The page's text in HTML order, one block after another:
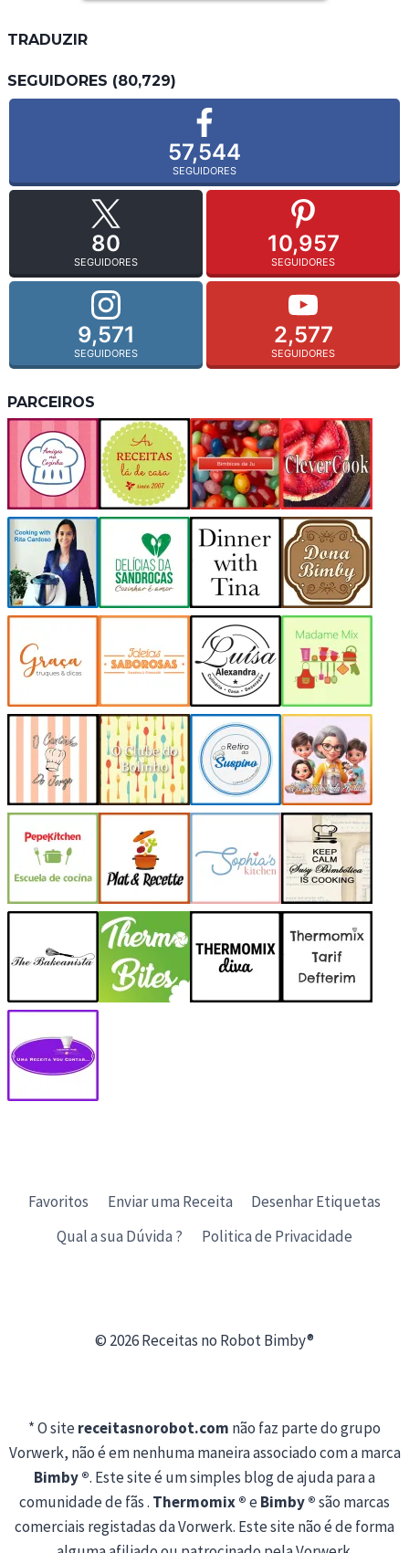
TRADUZIR
SEGUIDORES (80,729)
57,544
SEGUIDORES
80
SEGUIDORES
10,957
SEGUIDORES
9,571
SEGUIDORES
2,577
SEGUIDORES
PARCEIROS
Favoritos Enviar uma Receita
Desenhar Etiquetas
Qual a sua Dúvida ?
Politica de Privacidade
© 2026 Receitas no Robot Bimby®
* O sitereceitasnorobot.com não faz parte do grupo
Vorwerk, não é em nenhuma maneira associado com a marca
Bimby ®. Este site é um simples blog de ajuda para a
comunidade de fãs . Thermomix ®eBimby ®são marcas
comerciais registadas da Vorwerk. Este site não é de forma